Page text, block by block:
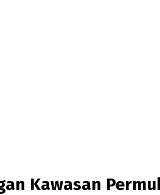
Kawasan